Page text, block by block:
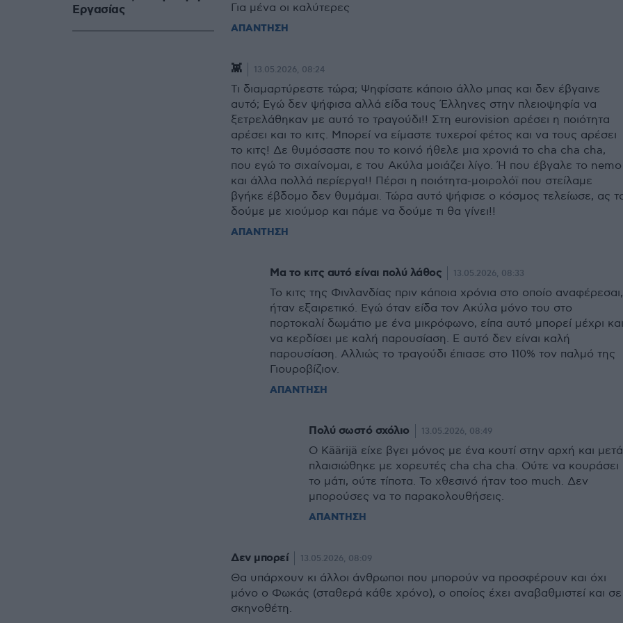
Eργασίας
Για μένα οι καλύτερες
ΑΠΑΝΤΗΣΗ
👾 13.05.2026, 08:24
Τι διαμαρτύρεστε τώρα; Ψηφίσατε κάποιο άλλο μπας και δεν έβγαινε
αυτό; Εγώ δεν ψήφισα αλλά είδα τους Έλληνες στην πλειοψηφία να
ξετρελάθηκαν με αυτό το τραγούδι!! Στη eurovision αρέσει η ποιότητα
αρέσει και το κιτς. Μπορεί να είμαστε τυχεροί φέτος και να τους αρέσει
το κιτς! Δε θυμόσαστε που το κοινό ήθελε μια χρονιά το cha cha cha,
που εγώ το σιχαίνομαι, ε του Ακύλα μοιάζει λίγο. Ή που έβγαλε το nemo
και άλλα πολλά περίεργα!! Πέρσι η ποιότητα-μοιρολόϊ που στείλαμε
βγήκε έβδομο δεν θυμάμαι. Τώρα αυτό ψήφισε ο κόσμος τελείωσε, ας
δούμε με χιούμορ και πάμε να δούμε τι θα γίνει!!
ΑΠΑΝΤΗΣΗ
Μα το κιτς αυτό είναι πολύ λάθος 13.05.2026, 08:33
Το κιτς της Φινλανδίας πριν κάποια χρόνια στο οποίο αναφέρεσαι,
ήταν εξαιρετικό. Εγώ όταν είδα τον Ακύλα μόνο του στο
πορτοκαλί δωμάτιο με ένα μικρόφωνο, είπα αυτό μπορεί μέχρι και
να κερδίσει με καλή παρουσίαση. Ε αυτό δεν είναι καλή
παρουσίαση. Αλλιώς το τραγούδι έπιασε στο 110% τον παλμό της
Γιουροβίζιον.
ΑΠΑΝΤΗΣΗ
Πολύ σωστό σχόλιο 13.05.2026, 08:49
Ο Käärijä είχε βγει μόνος με ένα κουτί στην αρχή και μετά
πλαισιώθηκε με χορευτές cha cha cha. Ούτε να κουράσει
το μάτι, ούτε τίποτα. Το χθεσινό ήταν too much. Δεν
μπορούσες να το παρακολουθήσεις.
ΑΠΑΝΤΗΣΗ
Δεν μπορεί 13.05.2026, 08:09
Θα υπάρχουν κι άλλοι άνθρωποι που μπορούν να προσφέρουν και όχι
μόνο ο Φωκάς (σταθερά κάθε χρόνο), ο οποίος έχει αναβαθμιστεί και σε
σκηνοθέτη.